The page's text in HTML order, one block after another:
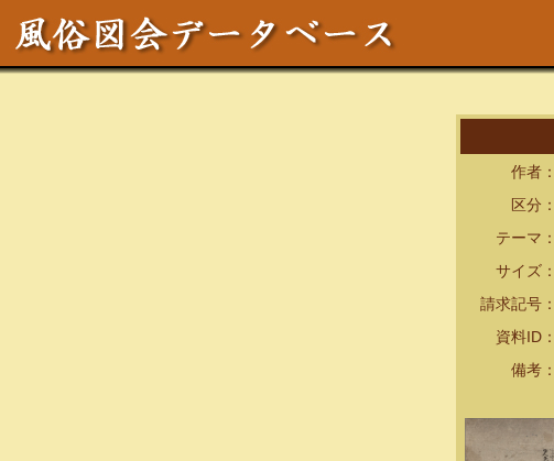
作者： [
区分：
テーマ：
サイズ
請求記号
資料ID
備考